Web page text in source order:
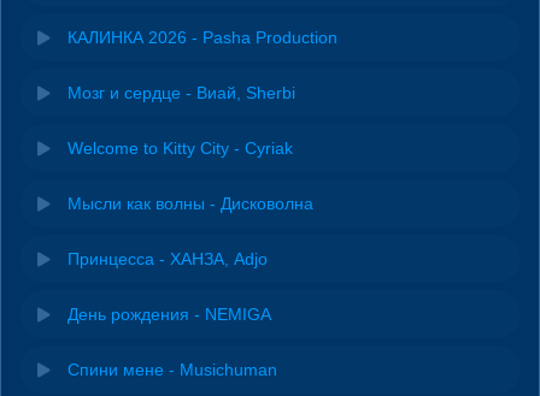
КАЛИНКА 2026 - Pasha Production
Мозг и сердце - Виай, Sherbi
Welcome to Kitty City - Cyriak
Мысли как волны - Дисковолна
Принцесса - ХАНЗА, Adjo
День рождения - NEMIGA
Спини мене - Musichuman